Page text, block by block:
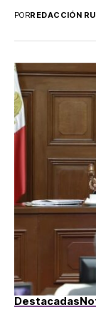
PORREDACCIÓN
Destacadas